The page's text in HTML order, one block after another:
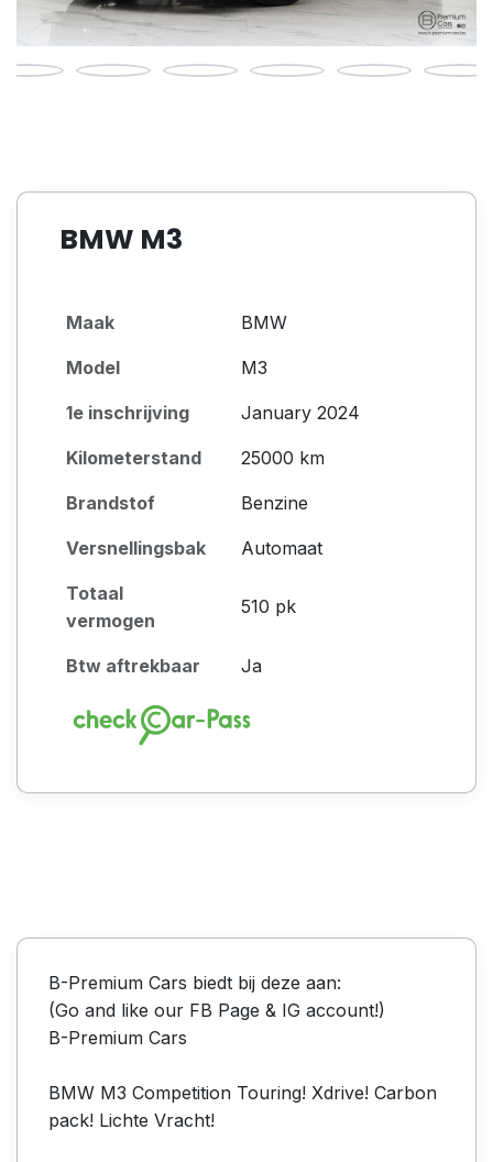
BMW M3
Maak BMW
Model M3
1e inschrijving January 2024
Kilometerstand 25000 km
Brandstof Benzine
Versnellingsbak Automaat
Totaal
vermogen
510 pk
Btw aftrekbaar Ja
B-Premium Cars biedt bij deze aan:
(Go and like our FB Page & IG account!)
B-Premium Cars
BMW M3 Competition Touring! Xdrive! Carbon
pack! Lichte Vracht!